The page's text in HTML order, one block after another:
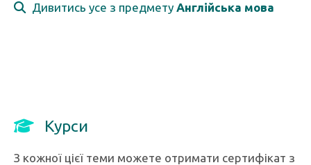
Дивитись усе з предмету Англійська мова
Курси
З кожної цієї теми можете отримати сертифікат з